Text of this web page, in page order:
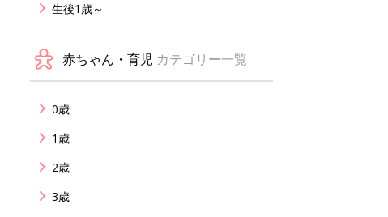
生後1歳～
赤ちゃん・育児 カテゴリー一覧
0歳
1歳
2歳
3歳